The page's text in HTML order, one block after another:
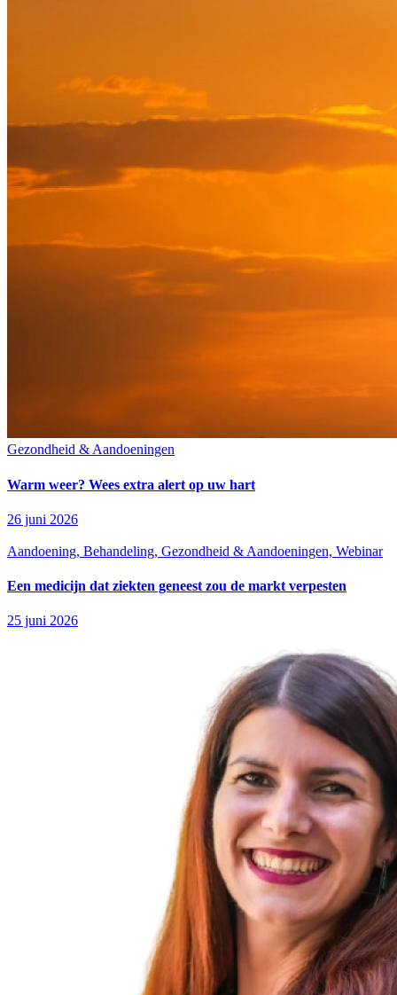
Gezondheid & Aandoeningen
Warm weer? Wees extra alert op uw hart
26 juni 2026
Aandoening, Behandeling, Gezondheid & Aandoeningen, Webinar
Een medicijn dat ziekten geneest zou de markt verpesten
25 juni 2026